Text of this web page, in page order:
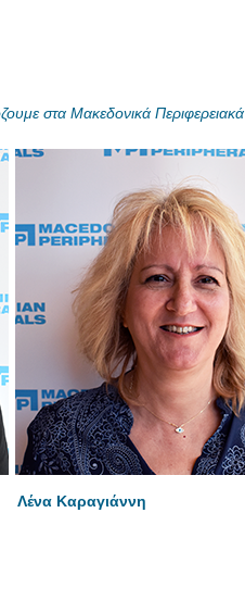
στα Μακεδονικά Περιφερειακά
Λένα Καραγιάννη